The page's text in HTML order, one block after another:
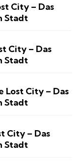
City – Das
Stadt
City – Das
Stadt
Lost City – Das
Stadt
City – Das
Stadt